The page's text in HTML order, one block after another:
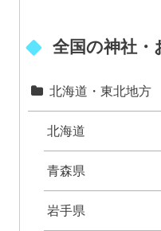
全国の神社・
北海道・東北地方
北海道
青森県
岩手県